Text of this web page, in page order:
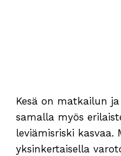
Kesä on matkailun
samalla myös
leviämisriski kasvaa.
yksinkertaisella